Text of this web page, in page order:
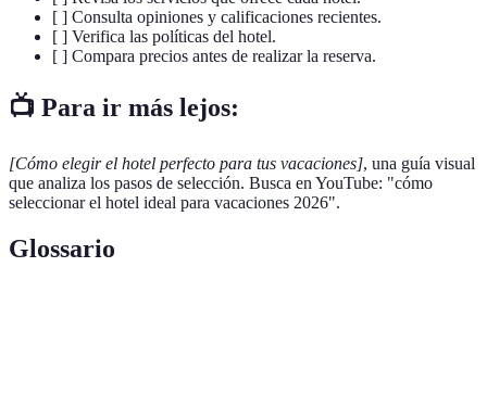
[ ] Consulta opiniones y calificaciones recientes.
[ ] Verifica las políticas del hotel.
[ ] Compara precios antes de realizar la reserva.
📺 Para ir más lejos:
[Cómo elegir el hotel perfecto para tus vacaciones], una guía visual
que analiza los pasos de selección. Busca en YouTube: "cómo
seleccionar el hotel ideal para vacaciones 2026".
Glossario